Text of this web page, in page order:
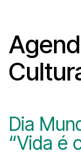
Dia
“Vida é